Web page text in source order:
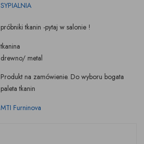
SYPIALNIA
próbniki tkanin -pytaj w salonie !
tkanina
drewno/ metal
Produkt na zamówienie. Do wyboru bogata
paleta tkanin
MTI Furninova